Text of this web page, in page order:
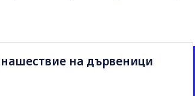
на дървеници